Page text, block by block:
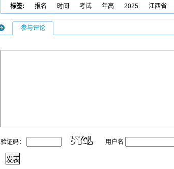
标签: 报名 时间 考试 年高 2025 江西省
参与评论
验证码： 用户名